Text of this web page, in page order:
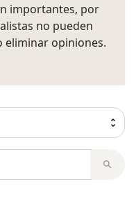
importantes, por
no pueden
eliminar opiniones.